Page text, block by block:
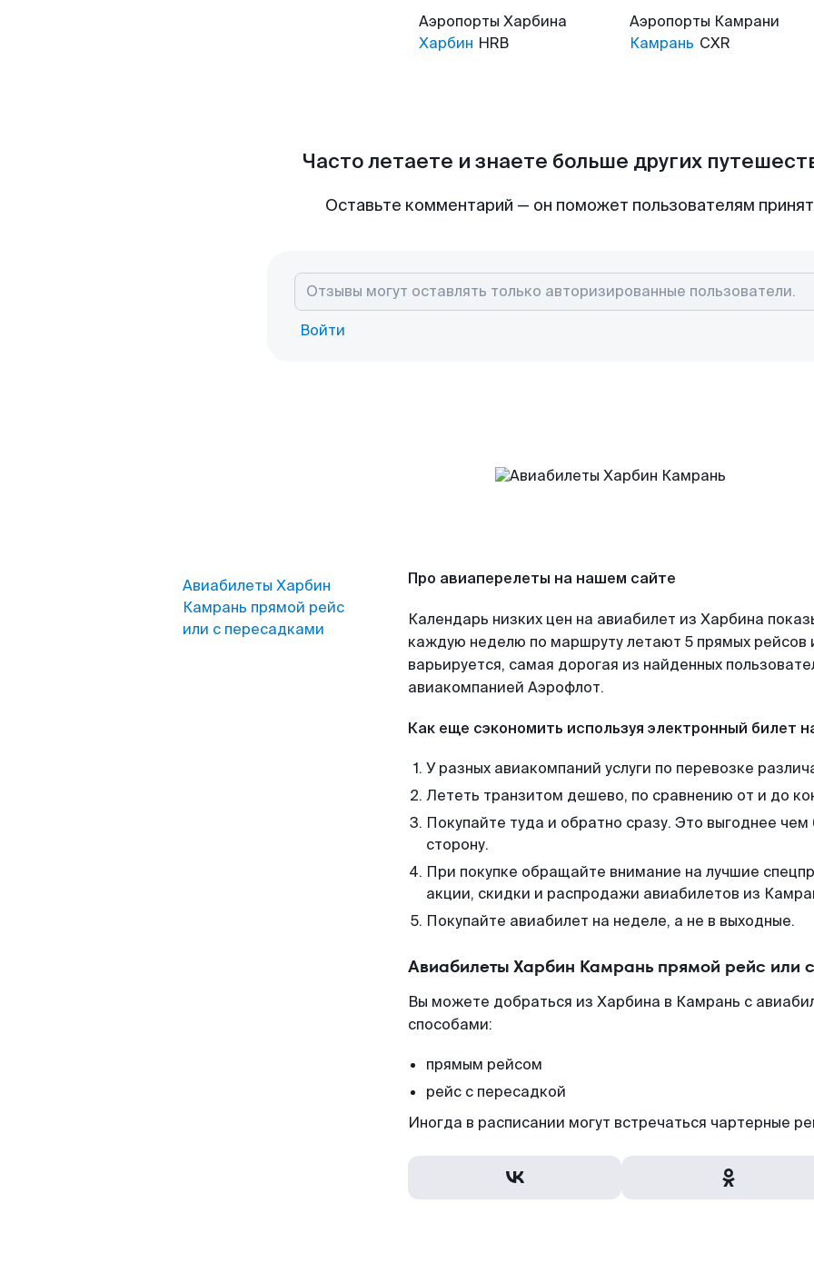
Аэропорты Харбина
Харбин HRB
Аэропорты Камрани
Камрань CXR
Часто летаете и знаете больше других
Оставьте комментарий — он поможет пользователям
Войти
Авиабилеты Харбин
Камрань прямой рейс
или с пересадками
Про авиаперелеты на нашем сайте
Календарь низких цен на авиабилет из Харбина
каждую неделю по маршруту летают 5 прямых рейсов
варьируется, самая дорогая из найденных
авиакомпанией Аэрофлот.
Как еще сэкономить используя электронный билет
У разных авиакомпаний услуги по перевозке
Лететь транзитом дешево, по сравнению от и до
Покупайте туда и обратно сразу. Это выгоднее
сторону.
При покупке обращайте внимание на лучшие
акции, скидки и распродажи авиабилетов из
Покупайте авиабилет на неделе, а не в выходные.
Авиабилеты Харбин Камрань прямой рейс или
Вы можете добраться из Харбина в Камрань с
способами:
прямым рейсом
рейс с пересадкой
Иногда в расписании могут встречаться чартерные